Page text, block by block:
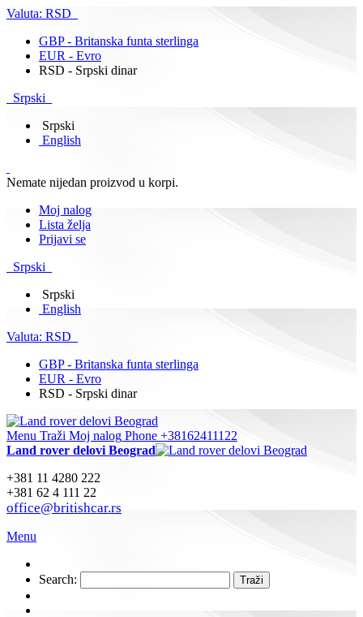
Valuta: RSD
GBP - Britanska funta sterlinga
EUR - Evro
RSD - Srpski dinar
Srpski
Srpski
English
Nemate nijedan proizvod u korpi.
Moj nalog
Lista želja
Prijavi se
Srpski
Srpski
English
Valuta: RSD
GBP - Britanska funta sterlinga
EUR - Evro
RSD - Srpski dinar
Menu Traži Moj nalog Phone +38162411122
Land rover delovi Beograd
+381 11 4280 222
+381 62 4 111 22
office@britishcar.rs
Menu
Search: Traži